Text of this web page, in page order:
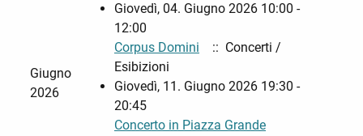
Giugno
2026
Giovedì, 04. Giugno 2026 10:00 -
12:00
Corpus Domini
:: Concerti /
Esibizioni
Giovedì, 11. Giugno 2026 19:30 -
20:45
Concerto in Piazza Grande